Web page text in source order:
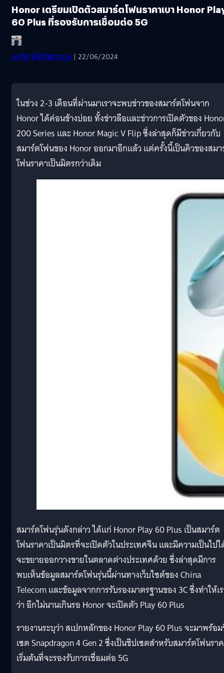
Honor เตรียมเปิดตัวสมาร์ตโฟนราคาเบา Honor
60 Plus ที่รองรับการเชื่อมต่อ 5G
ภควัต ขจิตวิชยานุกูล | 22/06/2024
ในช่วง 2-3 เดือนที่ผ่านมาเราจะพบข่าวของสมาร์ตโฟนจาก
Honor ได้ค่อนข้างบ่อย ทั้งข่าวลือและข่าวการเปิดตัวของ
200 Series และ Honor Magic V Flip ซึ่งล่าสุดก็มีข่าวเกี่ยวกับ
สมาร์ตโฟนของ Honor ออกมาอีกแล้ว แต่ครั้งนี้เป็นคิวของสม
โฟนราคาเป็นมิตรกว่าเดิม
สมาร์ตโฟนรุ่นดังกล่าว ได้แก่ Honor Play 60 Plus เป็นสมาร์ต
โฟนราคาเป็นมิตรที่จะเปิดตัวในประเทศจีน และมีความเป็นไป
จะขยายออกวางขายในตลาดต่างประเทศด้วย ซึ่งล่าสุดมีการ
พบเห็นข้อมูลสมาร์ตโฟนรุ่นนี้ผ่านทางเว็บไซต์ของ China
Telecom และข้อมูลจากการรับรองมาตรฐานของ 3C ซึ่งทำให้เ
ว่า อีกไม่นานเกินรอ Honor จะเปิดตัว Play 60 Plus
รายงานระบุว่า สเปกหลักของ Honor Play 60 Plus จะมาพร้อ
เซต Snapdragon 4 Gen 2 ซึ่งเป็นชิปเซตสำหรับสมาร์ตโฟนรา
เริ่มต้นที่จะรองรับการเชื่อมต่อ 5G